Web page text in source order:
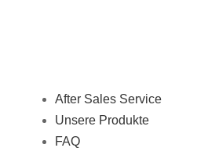
After Sales Service
Unsere Produkte
FAQ